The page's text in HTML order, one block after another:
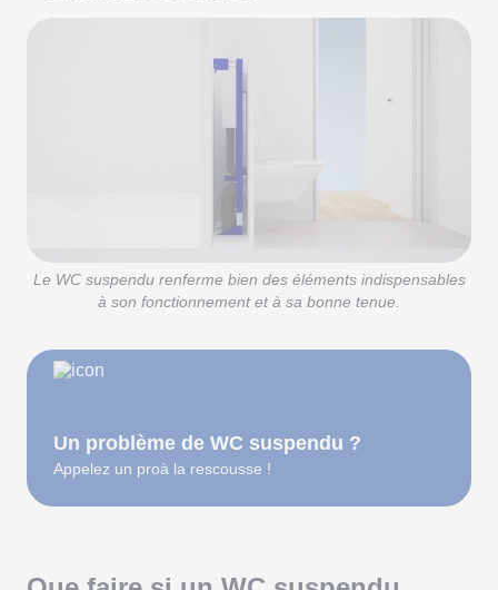
Le WC suspendu renferme bien des éléments indispensables
à son fonctionnement et à sa bonne tenue.
Un problème de WC suspendu ?
Appelez un proà la rescousse !